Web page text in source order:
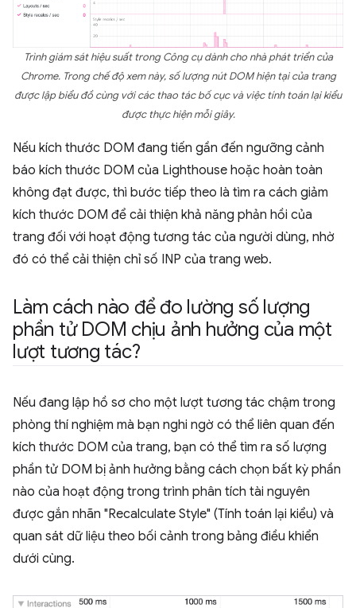
Trình giám sát hiệu suất trong Công cụ dành cho nhà phát triển của
Chrome. Trong chế độ xem này, số lượng nút DOM hiện tại của trang
được lập biểu đồ cùng với các thao tác bố cục và việc tính toán lại kiểu
được thực hiện mỗi giây.
Nếu kích thước DOM đang tiến gần đến ngưỡng cảnh
báo kích thước DOM của Lighthouse hoặc hoàn toàn
không đạt được, thì bước tiếp theo là tìm ra cách giảm
kích thước DOM để cải thiện khả năng phản hồi của
trang đối với hoạt động tương tác của người dùng, nhờ
đó có thể cải thiện chỉ số INP của trang web.
Làm cách nào để đo lường số lượng
phần tử DOM chịu ảnh hưởng của một
lượt tương tác?
Nếu đang lập hồ sơ cho một lượt tương tác chậm trong
phòng thí nghiệm mà bạn nghi ngờ có thể liên quan đến
kích thước DOM của trang, bạn có thể tìm ra số lượng
phần tử DOM bị ảnh hưởng bằng cách chọn bất kỳ phần
nào của hoạt động trong trình phân tích tài nguyên
được gắn nhãn "Recalculate Style" (Tính toán lại kiểu) và
quan sát dữ liệu theo bối cảnh trong bảng điều khiển
dưới cùng.